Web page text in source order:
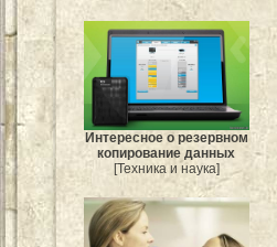
Интересное о резервном
копирование данных
[Техника и наука]